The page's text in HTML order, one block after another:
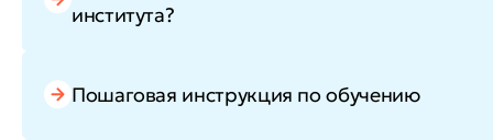
института?
Пошаговая инструкция по обучению